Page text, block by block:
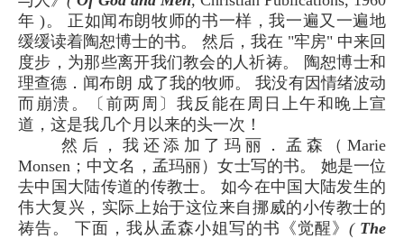
年 )。 正如闻布朗牧师的书一样，我一遍又一遍地
缓缓读着陶恕博士的书。 然后，我在 "牢房" 中来回
度步，为那些离开我们教会的人祈祷。 陶恕博士和
理查德．闻布朗 成了我的牧师。 我没有因情绪波动
而崩溃。〔前两周〕我反能在周日上午和晚上宣
道，这是我几个月以来的头一次！
然后，我还添加了玛丽．孟森（Marie
Monsen；中文名，孟玛丽）女士写的书。 她是一位
去中国大陆传道的传教士。 如今在中国大陆发生的
伟大复兴，实际上始于这位来自挪威的小传教士的
祷告。 下面，我从孟森小姐写的书《觉醒》 ( The